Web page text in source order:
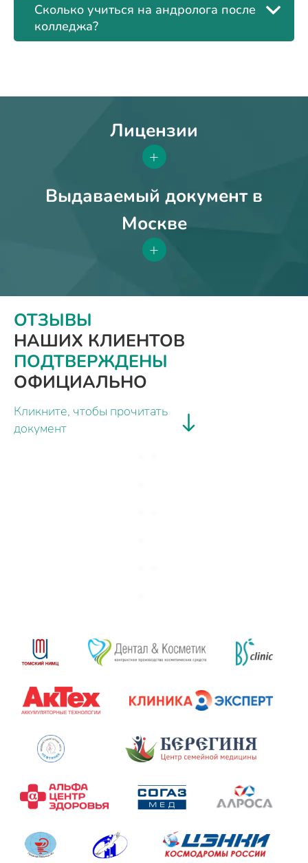
Сколько учиться на андролога после
колледжа?
Лицензии
+
Выдаваемый документ в
Москве
+
ОТЗЫВЫ
НАШИХ КЛИЕНТОВ
ПОДТВЕРЖДЕНЫ
ОФИЦИАЛЬНО
Кликните, чтобы прочитать
документ